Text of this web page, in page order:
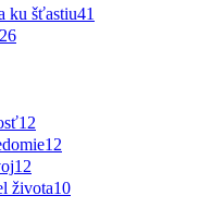
ku šťastiu41
26
12
12
12
života10